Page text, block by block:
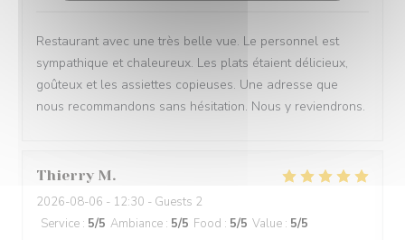
Restaurant avec une très belle vue. Le personnel est
sympathique et chaleureux. Les plats étaient délicieux,
goûteux et les assiettes copieuses. Une adresse que
nous recommandons sans hésitation. Nous y reviendrons.
Thierry M
2026-08-06 - 12:30 - Guests 2
Service : 5/5 Ambiance : 5/5 Food : 5/5 Value : 5/5